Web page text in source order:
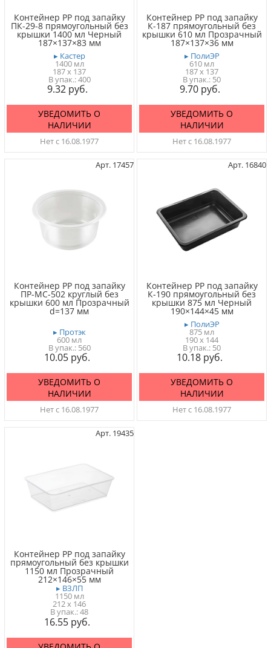
Контейнер PP под запайку
ПК-29-8 прямоугольный без
крышки 1400 мл Черный
187×137×83 мм
▸ Кастер
1400 мл
187 x 137
400
9.32
УВЕДОМИТЬ О
НАЛИЧИИ
Нет с 16.08.1977
Контейнер PP под запайку
К-187 прямоугольный без
крышки 610 мл Прозрачный
187×137×36 мм
▸ ПолиЭР
610 мл
187 x 137
50
9.70
УВЕДОМИТЬ О
НАЛИЧИИ
Нет с 16.08.1977
Арт. 17457
Контейнер PP под запайку
ПР-МС-502 круглый без
крышки 600 мл Прозрачный
d=137 мм
▸ Протэк
600 мл
560
10.05
УВЕДОМИТЬ О
НАЛИЧИИ
Нет с 16.08.1977
Арт. 16840
Контейнер PP под запайку
К-190 прямоугольный без
крышки 875 мл Черный
190×144×45 мм
▸ ПолиЭР
875 мл
190 x 144
50
10.18
УВЕДОМИТЬ О
НАЛИЧИИ
Нет с 16.08.1977
Арт. 19435
Контейнер PP под запайку
прямоугольный без крышки
1150 мл Прозрачный
212×146×55 мм
▸ ВЗЛП
1150 мл
212 x 146
48
16.55